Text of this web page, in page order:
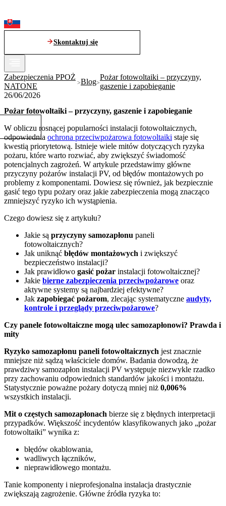
Skontaktuj się
Zabezpieczenia PPOŻ
NATONE
Blog
Pożar fotowoltaiki – przyczyny,
gaszenie i zapobieganie
26/06/2026
Pożar fotowoltaiki – przyczyny, gaszenie i zapobieganie
W obliczu rosnącej popularności instalacji fotowoltaicznych,
odpowiednia ochrona przeciwpożarowa fotowoltaiki staje się
kwestią priorytetową. Istnieje wiele mitów dotyczących ryzyka
pożaru, które warto rozwiać, aby zwiększyć świadomość
potencjalnych zagrożeń. W artykule przedstawimy główne
przyczyny pożarów instalacji PV, od błędów montażowych po
problemy z komponentami. Dowiesz się również, jak bezpiecznie
gasić tego typu pożary oraz jakie zabezpieczenia mogą znacząco
zmniejszyć ryzyko ich wystąpienia.
Czego dowiesz się z artykułu?
Jakie są przyczyny samozapłonu paneli
fotowoltaicznych?
Jak uniknąć błędów montażowych i zwiększyć
bezpieczeństwo instalacji?
Jak prawidłowo gasić pożar instalacji fotowoltaicznej?
Jakie bierne zabezpieczenia przeciwpożarowe oraz
aktywne systemy są najbardziej efektywne?
Jak zapobiegać pożarom, zlecając systematyczne audyty,
kontrole i przeglądy przeciwpożarowe?
Czy panele fotowoltaiczne mogą ulec samozapłonowi? Prawda i
mity
Ryzyko samozapłonu paneli fotowoltaicznych jest znacznie
mniejsze niż sądzą właściciele domów. Badania dowodzą, że
prawdziwy samozapłon instalacji PV występuje niezwykle rzadko
przy zachowaniu odpowiednich standardów jakości i montażu.
Statystycznie poważne pożary dotyczą mniej niż 0,006%
wszystkich instalacji.
Mit o częstych samozapłonach bierze się z błędnych interpretacji
przypadków. Większość incydentów klasyfikowanych jako „pożar
fotowoltaiki” wynika z:
błędów okablowania,
wadliwych łączników,
nieprawidłowego montażu.
Tanie komponenty i nieprofesjonalna instalacja drastycznie
zwiększają zagrożenie. Główne źródła ryzyka to: